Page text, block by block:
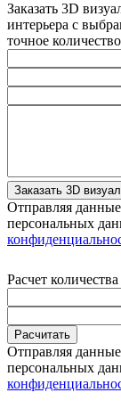
Заказать 3D
интерьера с
точное
Заказать 3D
Отправляя
персональных
Расчет
Расчитать
Отправляя
персональных